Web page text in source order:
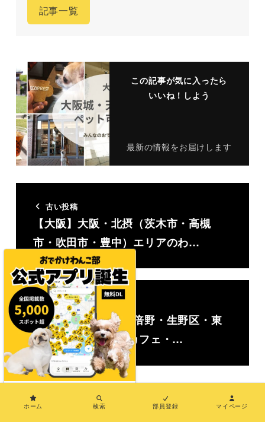
記事一覧
この記事が気に入ったら
いいね！しよう
最新の情報をお届けします
古い投稿
【大阪】大阪・北摂（茨木市・高槻
市・吹田市・豊中）エリアのわ…
新しい投稿
【大阪】天王寺・阿倍野・生野区・東
住吉区のわんこOKカフェ・…
関連記事
ホーム 検索 部員登録 マイページ